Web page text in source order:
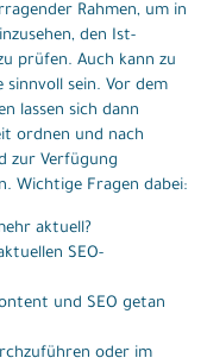
Rahmen, um in
den Ist-
prüfen. Auch kann zu
sinnvoll sein. Vor dem
lassen sich dann
ordnen und nach
zur Verfügung
Wichtige Fragen dabei:
aktuell?
SEO-
und SEO getan
oder im